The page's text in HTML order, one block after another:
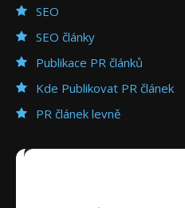
SEO
SEO články
Publikace PR článků
Kde Publikovat PR článek
PR článek levně